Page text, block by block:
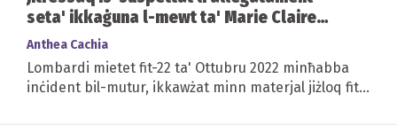
seta' ikkaġuna l-mewt ta' Marie Claire
Lombardi
Anthea Cachia
Lombardi mietet fit-22 ta' Ottubru 2022 minħabba
inċident bil-mutur, ikkawżat minn materjal jiżloq fit-